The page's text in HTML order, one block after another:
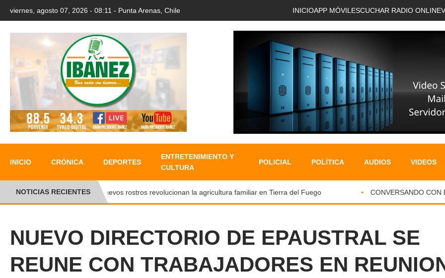
viernes, agosto 07, 2026 - 08:11 - Punta Arenas, Chile INICIOAPP MÓVIL ESCUCHAR RADIO ONLINE
INICIO CRÓNICA DEPORTES
ENTRETENIMIENTO Y
CULTURA
POLICIAL POLÍTICA AUDIOS VIDEOS
NOTICIAS RECIENTESNuevos rostros revolucionan la agricultura familiar en Tierra del Fuego CONVERSANDO CON EL
NUEVO DIRECTORIO DE EPAUSTRAL SE
REUNE CON TRABAJADORES EN